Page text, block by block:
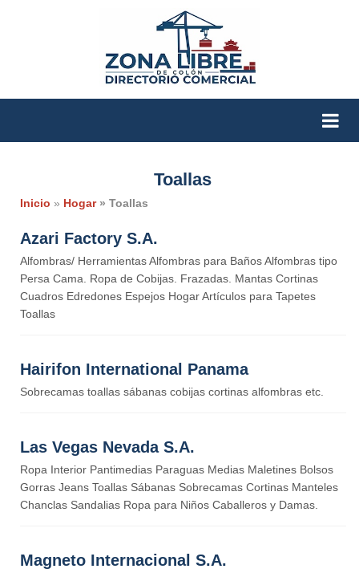
Toallas
Inicio » Hogar» Toallas
Azari Factory S.A.
Alfombras/ Herramientas Alfombras para Baños Alfombras tipo
Persa Cama. Ropa de Cobijas. Frazadas. Mantas Cortinas
Cuadros Edredones Espejos Hogar Artículos para Tapetes
Toallas
Hairifon International Panama
Sobrecamas toallas sábanas cobijas cortinas alfombras etc.
Las Vegas Nevada S.A.
Ropa Interior Pantimedias Paraguas Medias Maletines Bolsos
Gorras Jeans Toallas Sábanas Sobrecamas Cortinas Manteles
Chanclas Sandalias Ropa para Niños Caballeros y Damas.
Magneto Internacional S.A.